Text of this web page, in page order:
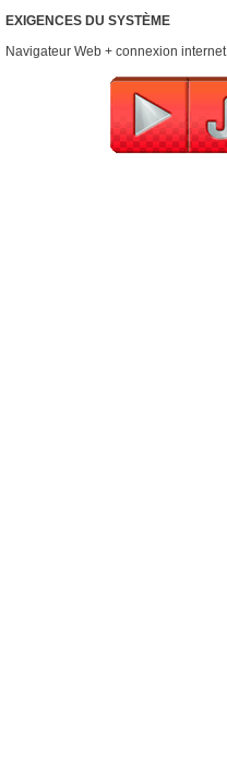
EXIGENCES DU SYSTÈME
Navigateur Web + connexion internet